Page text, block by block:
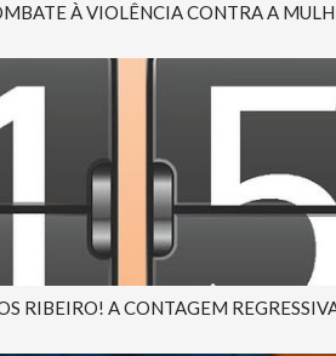
À VIOLÊNCIA CONTRA A
RIBEIRO! A CONTAGEM